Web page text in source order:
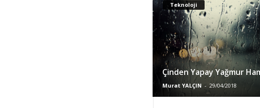
Teknoloji
Çinden Yapay Yağmur
Murat YALÇIN - 29/04/2018